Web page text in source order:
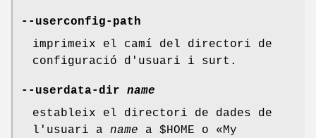
--userconfig-path
imprimeix el camí del directori de
configuració d'usuari i surt.
--userdata-dir name
estableix el directori de dades de
l'usuari a name a $HOME o «My